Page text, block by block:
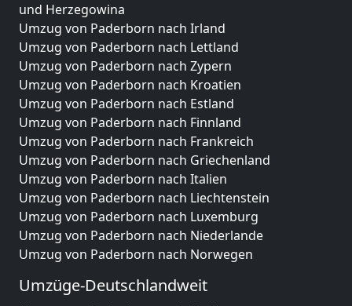
und Herzegowina
Umzug von Paderborn nach Irland
Umzug von Paderborn nach Lettland
Umzug von Paderborn nach Zypern
Umzug von Paderborn nach Kroatien
Umzug von Paderborn nach Estland
Umzug von Paderborn nach Finnland
Umzug von Paderborn nach Frankreich
Umzug von Paderborn nach Griechenland
Umzug von Paderborn nach Italien
Umzug von Paderborn nach Liechtenstein
Umzug von Paderborn nach Luxemburg
Umzug von Paderborn nach Niederlande
Umzug von Paderborn nach Norwegen
Umzüge-Deutschlandweit